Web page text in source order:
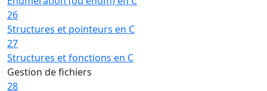
26
Structures et pointeurs en C
27
Structures et fonctions en C
Gestion de fichiers
28